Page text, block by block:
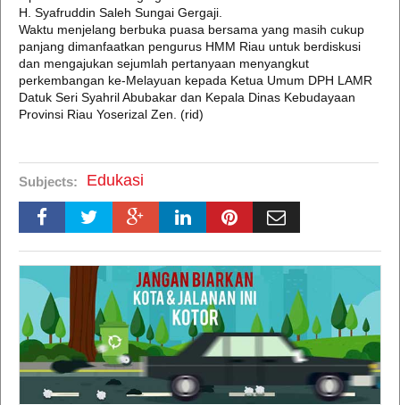
H. Syafruddin Saleh Sungai Gergaji.
Waktu menjelang berbuka puasa bersama yang masih cukup
panjang dimanfaatkan pengurus HMM Riau untuk berdiskusi
dan mengajukan sejumlah pertanyaan menyangkut
perkembangan ke-Melayuan kepada Ketua Umum DPH LAMR
Datuk Seri Syahril Abubakar dan Kepala Dinas Kebudayaan
Provinsi Riau Yoserizal Zen. (rid)
Subjects: Edukasi